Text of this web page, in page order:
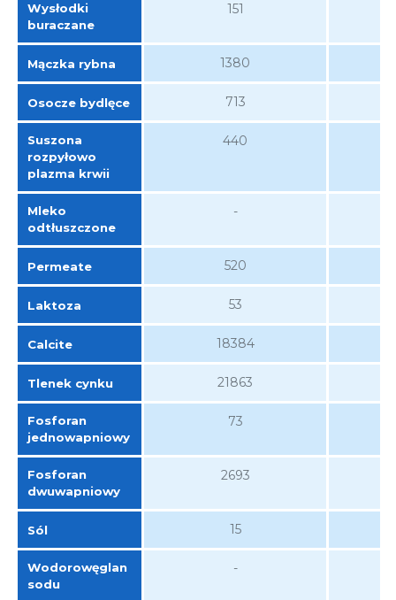
Wysłodki
buraczane
151
Mączka rybna 1380
Osocze bydlęce 713
Suszona
rozpyłowo
plazma krwii
440
Mleko
odtłuszczone
-
Permeate 520
Laktoza 53
Calcite 18384
Tlenek cynku 21863
Fosforan
jednowapniowy
73
Fosforan
dwuwapniowy
2693
Sól 15
Wodorowęglan
sodu
-